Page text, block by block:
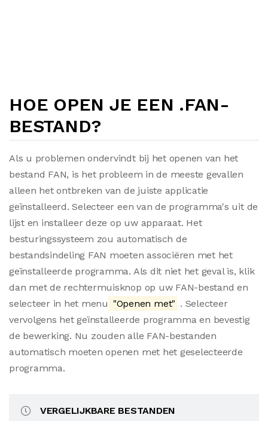
HOE OPEN JE EEN .FAN-
BESTAND?
Als u problemen ondervindt bij het openen van het
bestand FAN, is het probleem in de meeste gevallen
alleen het ontbreken van de juiste applicatie
geïnstalleerd. Selecteer een van de programma's uit de
lijst en installeer deze op uw apparaat. Het
besturingssysteem zou automatisch de
bestandsindeling FAN moeten associëren met het
geïnstalleerde programma. Als dit niet het geval is, klik
dan met de rechtermuisknop op uw FAN-bestand en
selecteer in het menu "Openen met" . Selecteer
vervolgens het geïnstalleerde programma en bevestig
de bewerking. Nu zouden alle FAN-bestanden
automatisch moeten openen met het geselecteerde
programma.
VERGELIJKBARE BESTANDEN